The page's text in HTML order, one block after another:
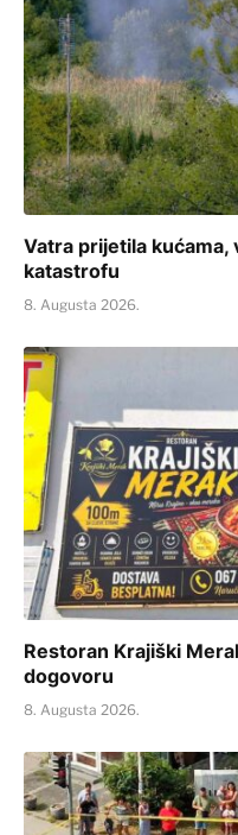
Vatra prijetila
katastrofu
8. Augusta 2026.
Restoran Krajiški
dogovoru
8. Augusta 2026.